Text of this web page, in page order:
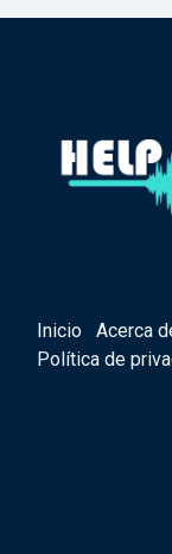
Inicio Acerca
Política de